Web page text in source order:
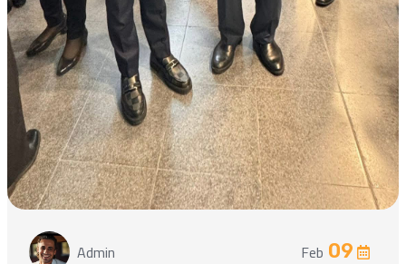
Admin 09
Feb